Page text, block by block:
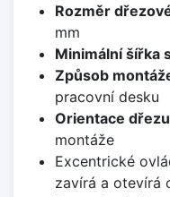
Rozměr
mm
Minimální šířka
Způsob
pracovní desku
Orientace
montáže
Excentrické
zavírá a otevírá